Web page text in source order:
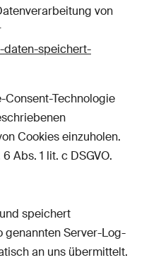
von
speichert-
Consent-Technologie
Cookies einzuholen.
Abs. 1 lit. c DSGVO.
speichert
genannten Server-Log-
an uns übermittelt.